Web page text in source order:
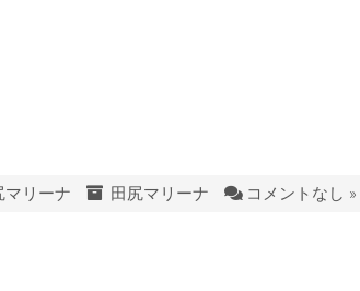
マリーナ 田尻マリーナ コメントなし »